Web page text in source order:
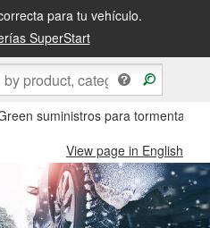
para tu vehículo.
SuperStart
suministros para tormentas
View page in English